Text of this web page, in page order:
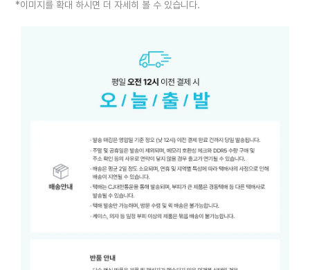
*이미지를 확대 하시면 더 자세히 볼 수 있습니다.